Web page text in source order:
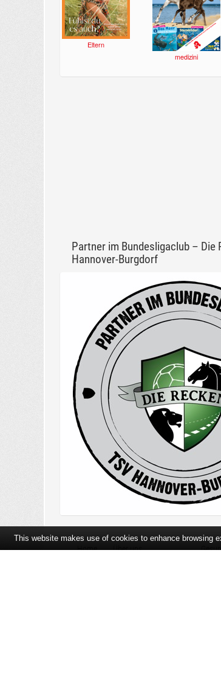
Eltern
medizini
Partner im Bundesligaclub – Die
Hannover-Burgdorf
Home Über uns
This website makes use of cookies to enhance browsing